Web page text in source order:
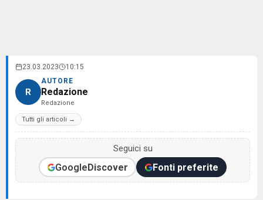
23.03.2023 10:15
R
AUTORE
Redazione
Redazione
Tutti gli articoli →
Seguici su
GoogleDiscover Fonti preferite